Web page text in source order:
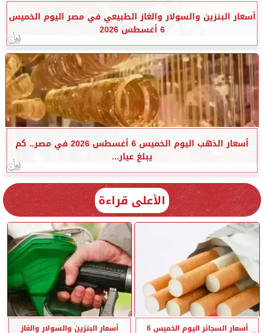
أسعار البنزين والسولار والغاز الطبيعي في مصر اليوم الخميس
6 أغسطس 2026
أسعار الذهب اليوم الخميس 6 أغسطس 2026 في مصر.. كم
يبلغ عيار...
الأعلى قراءة
أسعار السجائر اليوم الخميس 6 أسعار البنزين والسولار والغاز